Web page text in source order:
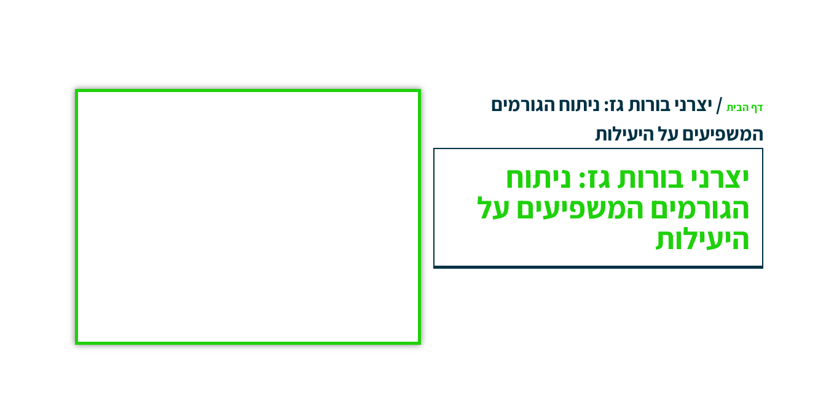
דף הבית /יצרני בורות גז: ניתוח הגורמים
המשפיעים על היעילות
יצרני בורות גז: ניתוח
הגורמים המשפיעים על
היעילות